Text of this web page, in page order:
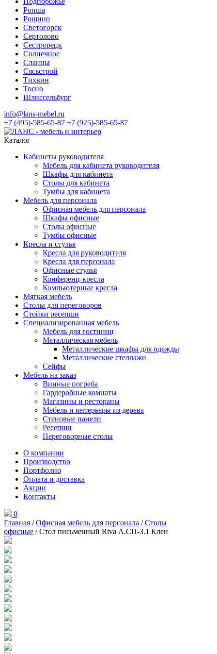
Ропша
Рощино
Светогорск
Сертолово
Сестрорецк
Солнечное
Сланцы
Сясьстрой
Тихвин
Тосно
Шлиссельбург
info@lans-mebel.ru
+7 (495)-585-65-87 +7 (925)-585-65-87
Каталог
Кабинеты руководителя
Мебель для кабинета руководителя
Шкафы для кабинета
Столы для кабинета
Тумбы для кабинета
Мебель для персонала
Офисная мебель для персонала
Шкафы офисные
Столы офисные
Тумбы офисные
Кресла и стулья
Кресла для руководителя
Кресла для персонала
Офисные стулья
Конференц-кресла
Компьютерные кресла
Мягкая мебель
Столы для переговоров
Стойки ресепшн
Специализированная мебель
Мебель для гостиниц
Металлическая мебель
Металлические шкафы для одежды
Металлические стеллажи
Сейфы
Мебель на заказ
Винные погреба
Гардеробные комнаты
Магазины и рестораны
Мебель и интерьеры из дерева
Стеновые панели
Ресепшн
Переговорные столы
О компании
Производство
Портфолио
Оплата и доставка
Акции
Контакты
0
Главная /Офисная мебель для персонала /Столы
офисные / Стол письменный Riva А.СП-3.1 Клен